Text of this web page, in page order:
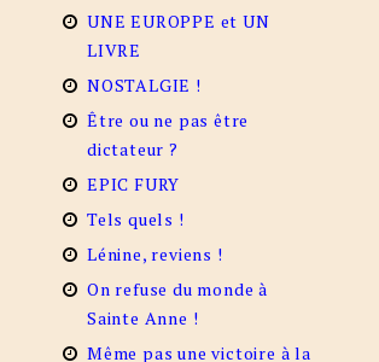
UNE EUROPPE et UN
LIVRE
NOSTALGIE !
Être ou ne pas être
dictateur ?
EPIC FURY
Tels quels !
Lénine, reviens !
On refuse du monde à
Sainte Anne !
Même pas une victoire à la